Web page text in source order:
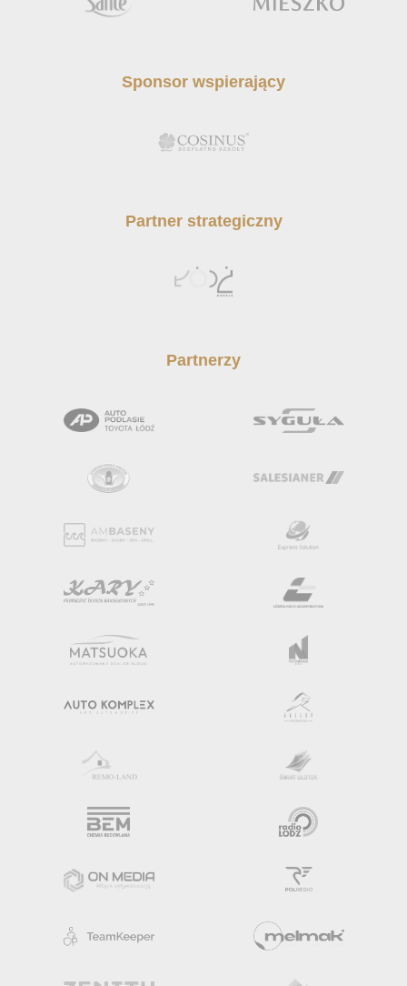
Sponsor wspierający
Partner strategiczny
Partnerzy